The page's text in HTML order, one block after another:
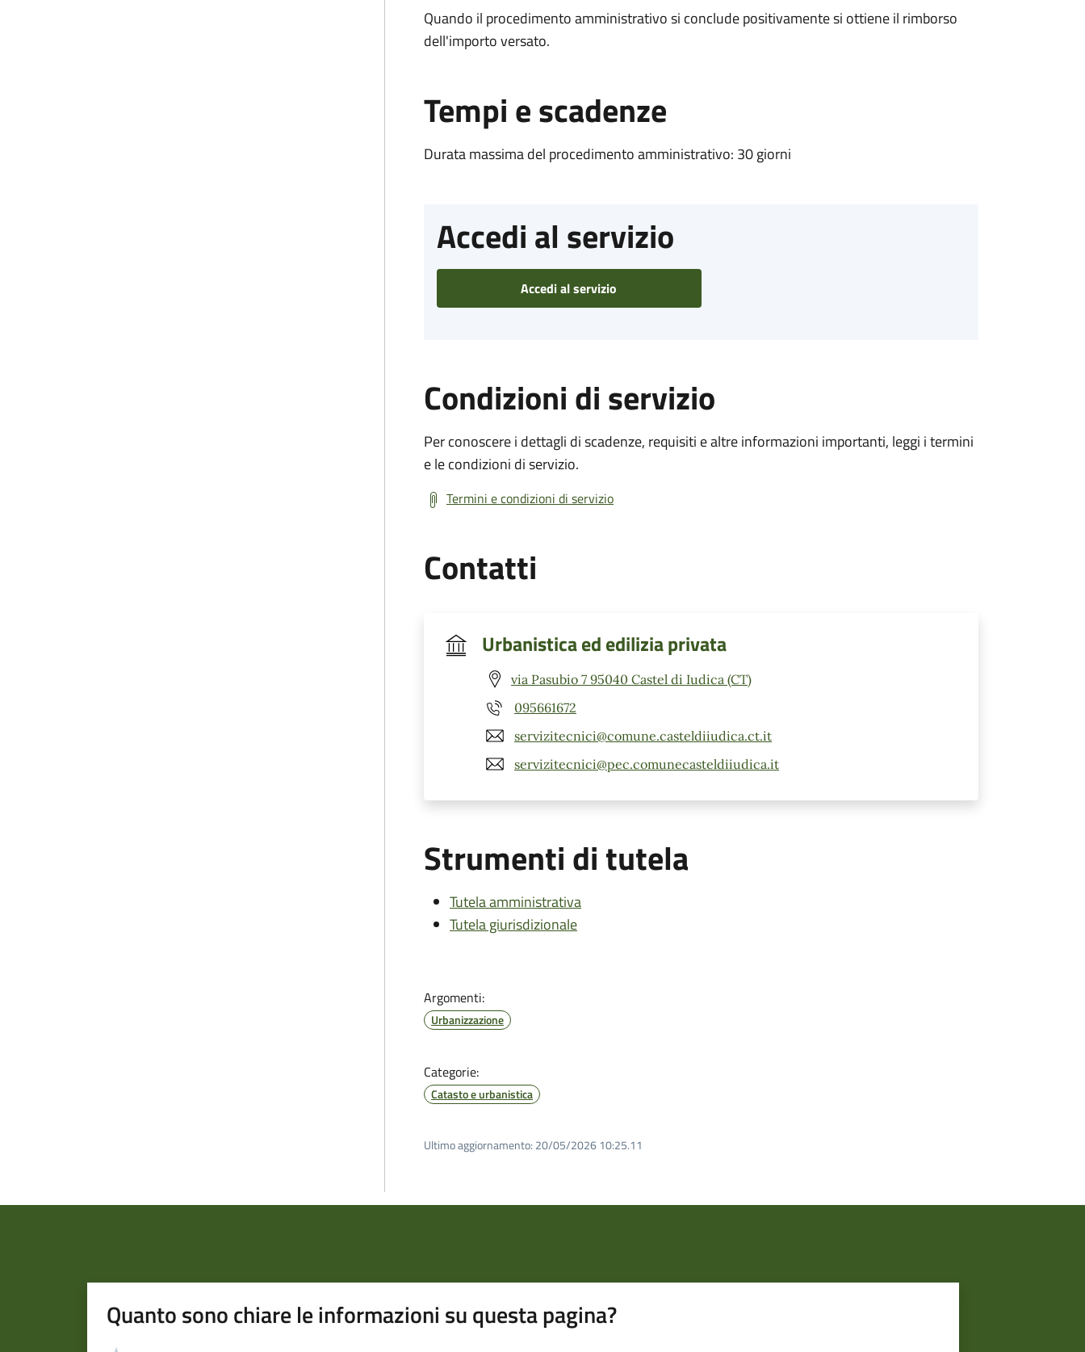
Quando il procedimento amministrativo si conclude positivamente si ottiene il rimborso
dell'importo versato.
Tempi e scadenze
Durata massima del procedimento amministrativo: 30 giorni
Accedi al servizio
Accedi al servizio
Condizioni di servizio
Per conoscere i dettagli di scadenze, requisiti e altre informazioni importanti, leggi i termini
e le condizioni di servizio.
Termini e condizioni di servizio
Contatti
Urbanistica ed edilizia privata
via Pasubio 7 95040 Castel di Iudica (CT)
095661672
servizitecnici@comune.casteldiiudica.ct.it
servizitecnici@pec.comunecasteldiiudica.it
Strumenti di tutela
Tutela amministrativa
Tutela giurisdizionale
Argomenti:
Urbanizzazione
Categorie:
Catasto e urbanistica
Ultimo aggiornamento: 20/05/2026 10:25.11
Quanto sono chiare le informazioni su questa pagina?